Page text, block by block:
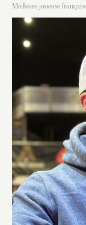
Meilleure joueuse